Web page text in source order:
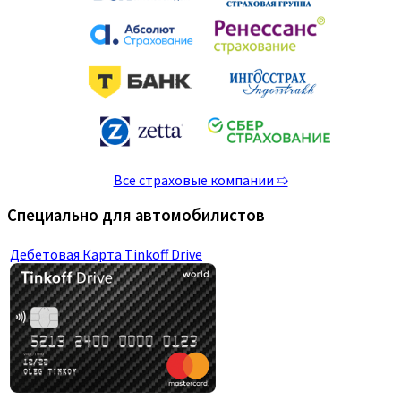
Все страховые компании ➯
Специально для автомобилистов
Дебетовая Карта Tinkoff Drive